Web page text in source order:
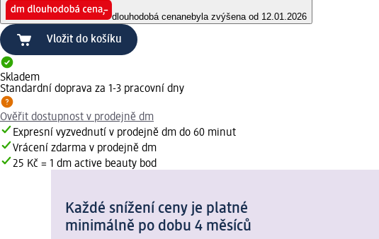
dlouhodobá cenanebyla zvýšena od 12.01.2026
Vložit do košíku
Skladem
Standardní doprava za 1-3 pracovní dny
Ověřit dostupnost v prodejně dm
Expresní vyzvednutí v prodejně dm do 60 minut
Vrácení zdarma v prodejně dm
25 Kč = 1 dm active beauty bod
Každé snížení ceny je platné
minimálně po dobu 4 měsíců